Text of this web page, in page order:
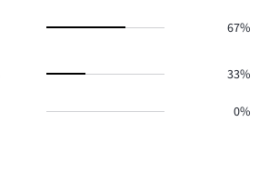
67%
33%
0%